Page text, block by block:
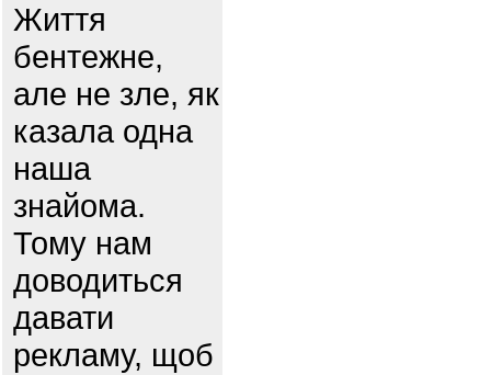
Життя
бентежне,
але не зле, як
казала одна
наша
знайома.
Тому нам
доводиться
давати
рекламу, щоб